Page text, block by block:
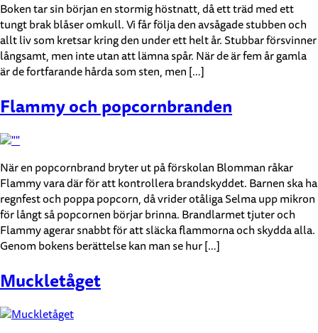
Boken tar sin början en stormig höstnatt, då ett träd med ett
tungt brak blåser omkull. Vi får följa den avsågade stubben och
allt liv som kretsar kring den under ett helt år. Stubbar försvinner
långsamt, men inte utan att lämna spår. När de är fem år gamla
är de fortfarande hårda som sten, men […]
Flammy och popcornbranden
När en popcornbrand bryter ut på förskolan Blomman råkar
Flammy vara där för att kontrollera brandskyddet. Barnen ska ha
regnfest och poppa popcorn, då vrider otåliga Selma upp mikron
för långt så popcornen börjar brinna. Brandlarmet tjuter och
Flammy agerar snabbt för att släcka flammorna och skydda alla.
Genom bokens berättelse kan man se hur […]
Muckletåget